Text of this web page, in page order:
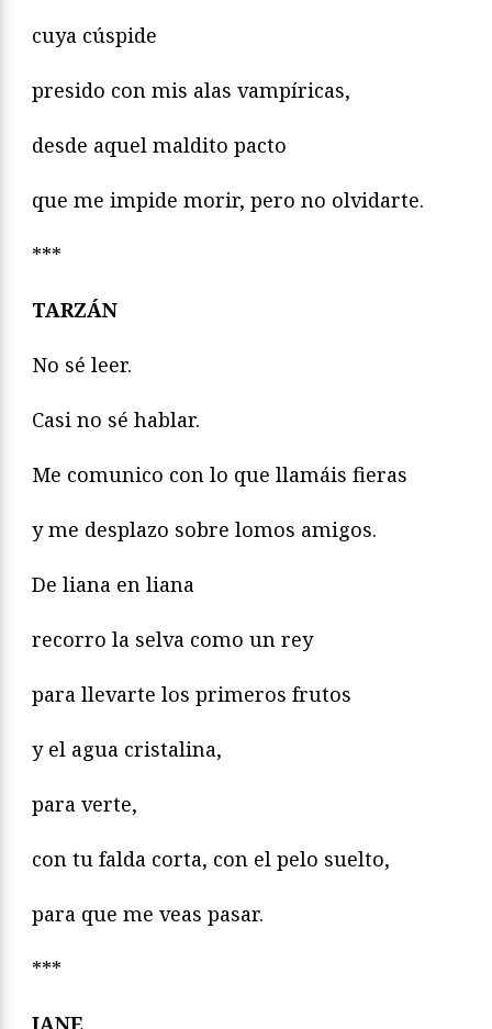
cuya cúspide
presido con mis alas vampíricas,
desde aquel maldito pacto
que me impide morir, pero no olvidarte.
***­­­­
TARZÁN
No sé leer.
Casi no sé hablar.
Me comunico con lo que llamáis fieras
y me desplazo sobre lomos amigos.
De liana en liana
recorro la selva como un rey
para llevarte los primeros frutos
y el agua cristalina,
para verte,
con tu falda corta, con el pelo suelto,
para que me veas pasar.
***
JANE